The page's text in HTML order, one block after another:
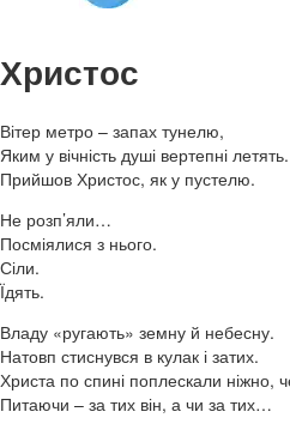
Христос
Вітер метро – запах тунелю,
Яким у вічність душі вертепні летять.
Прийшов Христос, як у пустелю.
Не розп’яли…
Посміялися з нього.
Сіли.
Їдять.
Владу «ругають» земну й небесну.
Натовп стиснувся в кулак і затих.
Христа по спині поплескали ніжно,
Питаючи – за тих він, а чи за тих…